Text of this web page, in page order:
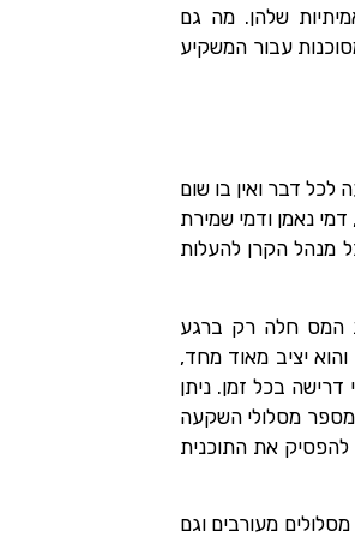
שלהן. מה גם
עבור המשקיע
דבר ואין בו שום
דמי נאמן ודמי שמירת
בלבד. בקרנות הנאמנות יוכל מנהל הקרן להעלות
המס חלה רק ברגע
יציב מאוד מחד,
בכל זמן. ניתן
מסלולי השקעה
להפסיק את התוכנית
מעורבים וגם